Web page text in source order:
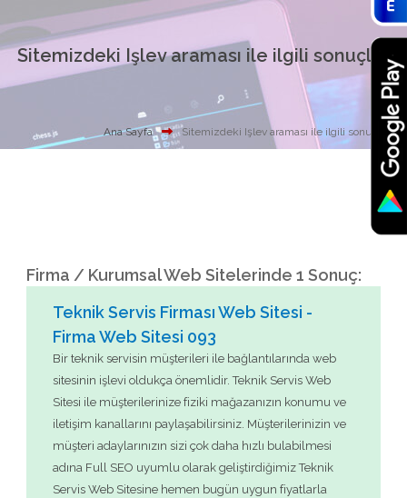
Sitemizdeki Işlev araması ile ilgili sonuçlar
Ana Sayfa Sitemizdeki Işlev araması ile ilgili sonuçlar
Firma / Kurumsal Web Sitelerinde 1 Sonuç:
Teknik Servis Firması Web Sitesi -
Firma Web Sitesi 093
Bir teknik servisin müşterileri ile bağlantılarında web
sitesinin işlevi oldukça önemlidir. Teknik Servis Web
Sitesi ile müşterilerinize fiziki mağazanızın konumu ve
iletişim kanallarını paylaşabilirsiniz. Müşterilerinizin ve
müşteri adaylarınızın sizi çok daha hızlı bulabilmesi
adına Full SEO uyumlu olarak geliştirdiğimiz Teknik
Servis Web Sitesine hemen bugün uygun fiyatlarla